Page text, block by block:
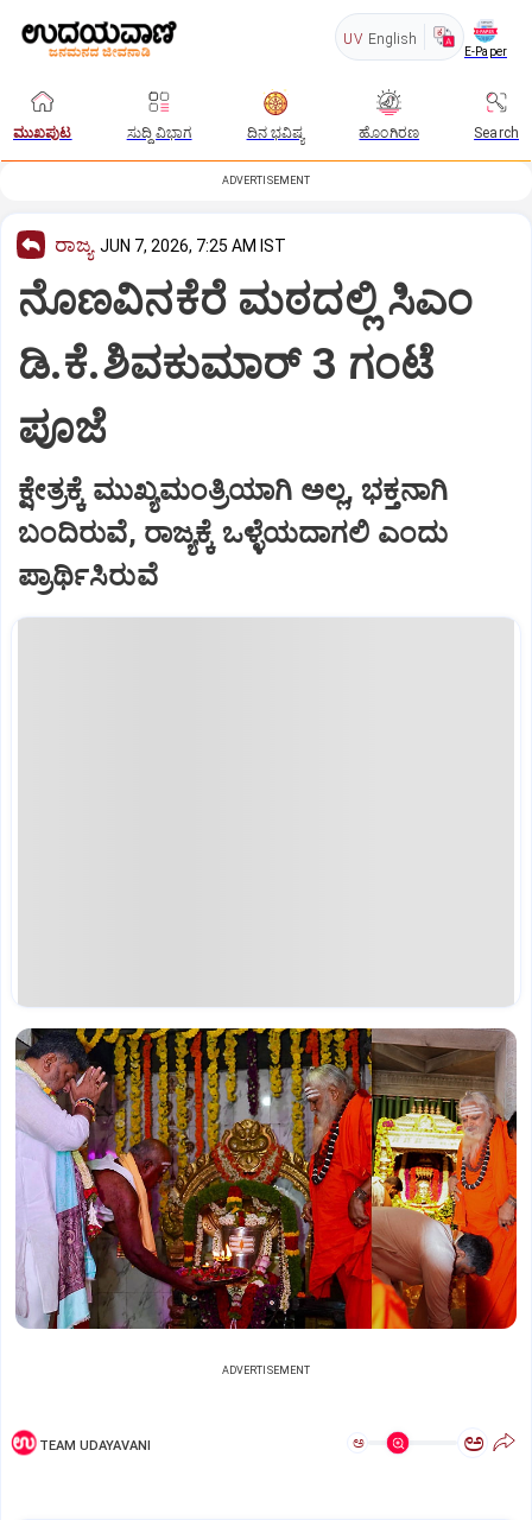
UV English
E-Paper
ಮುಖಪುಟ ಸುದ್ದಿ ವಿಭಾಗ ದಿನ ಭವಿಷ್ಯ ಹೊಂಗಿರಣ Search
ADVERTISEMENT
ರಾಜ್ಯ JUN 7, 2026, 7:25 AM IST
ನೊಣವಿನಕೆರೆ ಮಠದಲ್ಲಿ ಸಿಎಂ
ಡಿ.ಕೆ.ಶಿವಕುಮಾರ್‌ 3 ಗಂಟೆ
ಪೂಜೆ
ಕ್ಷೇತ್ರಕ್ಕೆ ಮುಖ್ಯಮಂತ್ರಿಯಾಗಿ ಅಲ್ಲ, ಭಕ್ತನಾಗಿ
ಬಂದಿರುವೆ, ರಾಜ್ಯಕ್ಕೆ ಒಳ್ಳೆಯದಾಗಲಿ ಎಂದು
ಪ್ರಾರ್ಥಿಸಿರುವೆ
ADVERTISEMENT
TEAM UDAYAVANI ಅ ಅ